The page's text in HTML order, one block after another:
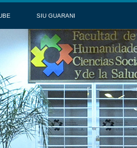
SIU GUARANI